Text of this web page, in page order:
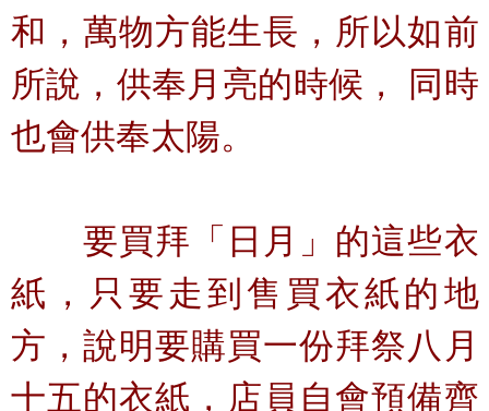
和，萬物方能生長，所以如前
所說，供奉月亮的時候， 同時
也會供奉太陽。
要買拜「日月」的這些衣
紙，只要走到售買衣紙的地
方，說明要購買一份拜祭八月
十五的衣紙，店員自會預備齊